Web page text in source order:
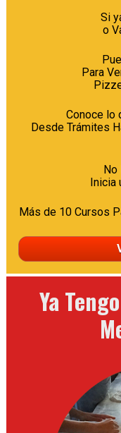
Si
o
Para
Conoce lo
No
Inicia
Más de 10 Cursos
Ya